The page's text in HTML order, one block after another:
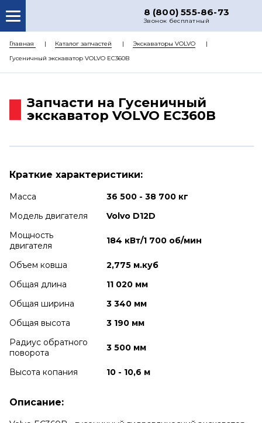
8 (800) 555-86-73
Звонок бесплатный
О НАС
КАТАЛОГ ЗАПЧАСТЕЙ
ДОСТАВКА
Главная Каталог запчастей
Экскаваторы VOLVO
Гусеничный экскаватор VOLVO EC360B
Запчасти на Гусеничный
экскаватор VOLVO EC360B
Краткие характеристики:
Масса
36 500 - 38 700 кг
Модель двигателя
Volvo D12D
Мощность
двигателя
184 кВт/1 700 об/мин
Объем ковша
2,775 м.куб
Общая длина
11 020 мм
Общая ширина
3 340 мм
Общая высота
3 190 мм
Радиус обратного
поворота
3 500 мм
Высота копания 10 - 10,6 м
Описание: